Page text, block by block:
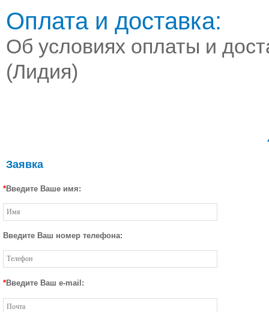
Оплата и доставка:
Об условиях оплаты и
(Лидия)
Заявка
*Введите Ваше имя:
Введите Ваш номер телефона:
*Введите Ваш e-mail: